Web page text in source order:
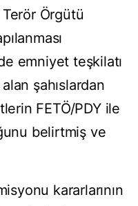
Terör Örgütü
emniyet teşkilatı
şahıslardan
FETÖ/PDY ile
belirtmiş ve
kararlarının